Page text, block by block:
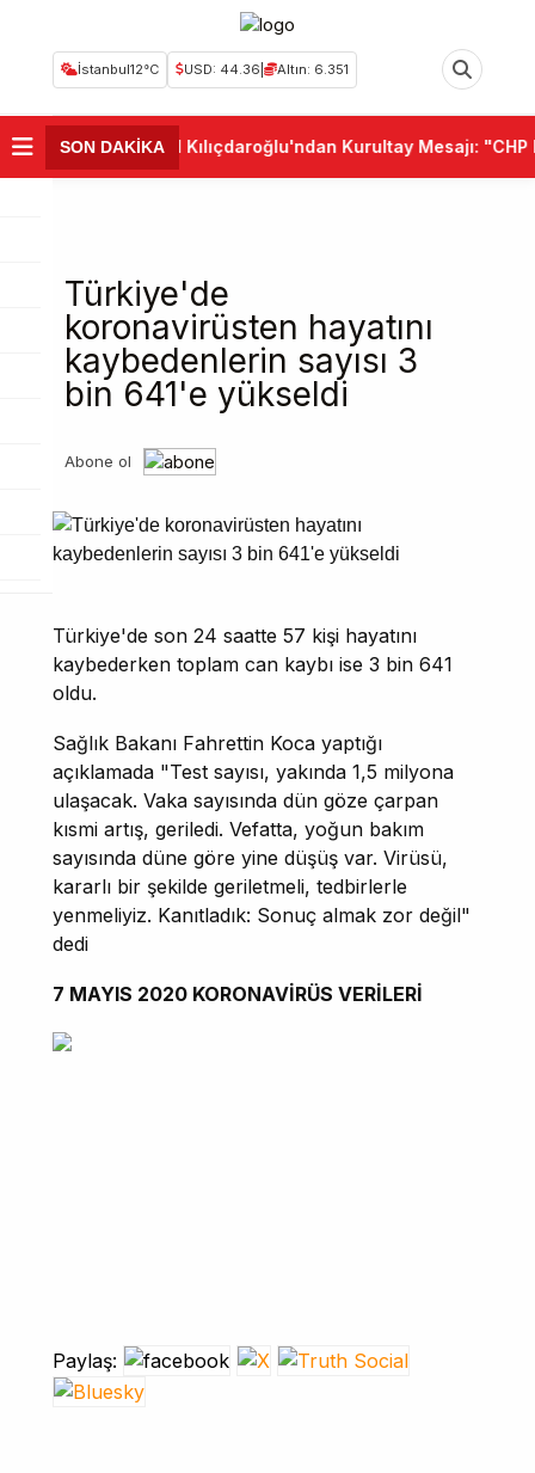
İstanbul12°C USD: 44.36 Altın: 6.351
SON DAKİKA
•Kemal Kılıçdaroğlu'ndan Kurultay Mesajı:
Türkiye'de
koronavirüsten hayatını
kaybedenlerin sayısı 3
bin 641'e yükseldi
Abone ol
Türkiye'de son 24 saatte 57 kişi hayatını
kaybederken toplam can kaybı ise 3 bin 641
oldu.
Sağlık Bakanı Fahrettin Koca yaptığı
açıklamada "Test sayısı, yakında 1,5 milyona
ulaşacak. Vaka sayısında dün göze çarpan
kısmi artış, geriledi. Vefatta, yoğun bakım
sayısında düne göre yine düşüş var. Virüsü,
kararlı bir şekilde geriletmeli, tedbirlerle
yenmeliyiz. Kanıtladık: Sonuç almak zor değil"
dedi
7 MAYIS 2020 KORONAVİRÜS VERİLERİ
Paylaş: